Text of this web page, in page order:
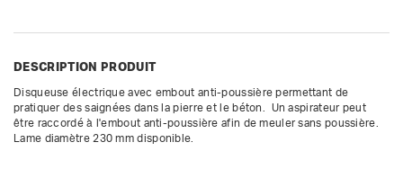
DESCRIPTION PRODUIT
Disqueuse électrique avec embout anti-poussière permettant de
pratiquer des saignées dans la pierre et le béton.  Un aspirateur peut
être raccordé à l'embout anti-poussière afin de meuler sans poussière.
Lame diamètre 230 mm disponible.